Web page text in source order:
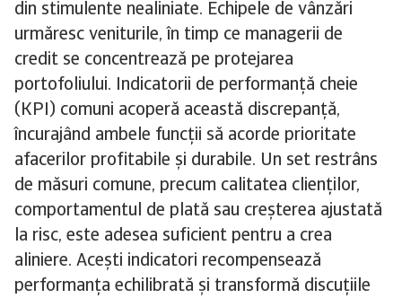
din stimulente nealiniate. Echipele de vânzări
urmăresc veniturile, în timp ce managerii de
credit se concentrează pe protejarea
portofoliului. Indicatorii de performanță cheie
(KPI) comuni acoperă această discrepanță,
încurajând ambele funcții să acorde prioritate
afacerilor profitabile și durabile. Un set restrâns
de măsuri comune, precum calitatea clienților,
comportamentul de plată sau creșterea ajustată
la risc, este adesea suficient pentru a crea
aliniere. Acești indicatori recompensează
performanța echilibrată și transformă discuțiile